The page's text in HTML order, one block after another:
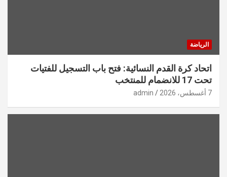
الرياضة
اتحاد كرة القدم النسائية: فتح باب التسجيل للفتيات
تحت 17 للانضمام للمنتخب
7 أغسطس، 2026 admin